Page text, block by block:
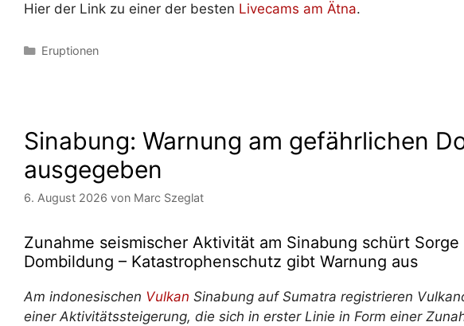
Hier der Link zu einer der besten Livecams am Ätna.
Kategorien
Eruptionen
Sinabung: Warnung am gefährlichen
ausgegeben
6. August 2026 von Marc Szeglat
Zunahme seismischer Aktivität am Sinabung schürt
Dombildung – Katastrophenschutz gibt Warnung aus
Am indonesischen Vulkan Sinabung auf Sumatra registrieren
einer Aktivitätssteigerung, die sich in erster Linie in Form einer